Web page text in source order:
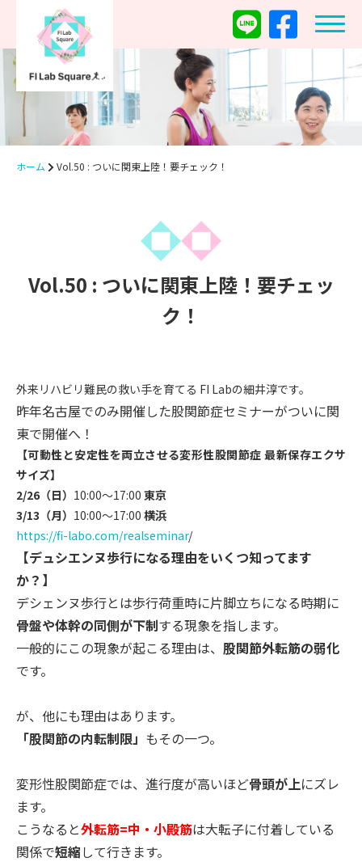
ホーム Vol.50 : ついに関東上陸！要チェック！
Vol.50 : ついに関東上陸！要チェッ
ク！
外来リハビリ難民の救い手を育てる FI Labの細井淳です。
昨年名古屋でのみ開催した股関節症セミナーがついに関
東で開催へ ！
【可動性と安定性を両立させる変形性股関節症 最新保存エクサ
サイズ】
2/26（日） 10:00～17:00 東京
3/13（月） 10:00～17:00 横浜
https://fi-labo.com/realseminar/
【デュシエンヌ歩行になる理由をいくつ知ってます
か？】
デシェンヌ歩行とは歩行荷重時に片脚立ちになる時期に
骨盤や体幹の同側が下制する現象を指します。
一般的にこの現象が起こる理由は、 股関節外転筋の弱化
です。
が、他にも理由はあります。
「股関節の内転制限」 もその一つ。
変形性股関節症では、進行度が高いほど骨頭が上にズレ
ます。
こうなると外転筋=中・小殿筋は大転子に付着している
関係で短縮して行きます。